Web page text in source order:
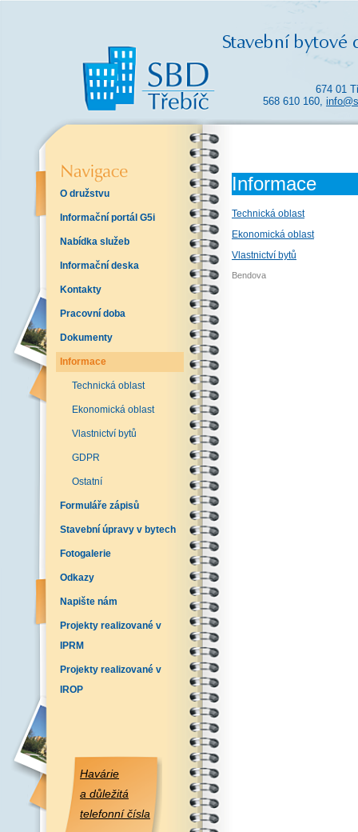
674 01
568 610 160,
O družstvu
Informační portál G5i
Nabídka služeb
Informační deska
Kontakty
Pracovní doba
Dokumenty
Informace
Technická oblast
Ekonomická oblast
Vlastnictví bytů
GDPR
Ostatní
Formuláře zápisů
Stavební úpravy v bytech
Fotogalerie
Odkazy
Napište nám
Projekty realizované v
IPRM
Projekty realizované v
IROP
Havárie
a důležitá
telefonní čísla
Informace
Technická oblast
Ekonomická oblast
Vlastnictví bytů
Bendova